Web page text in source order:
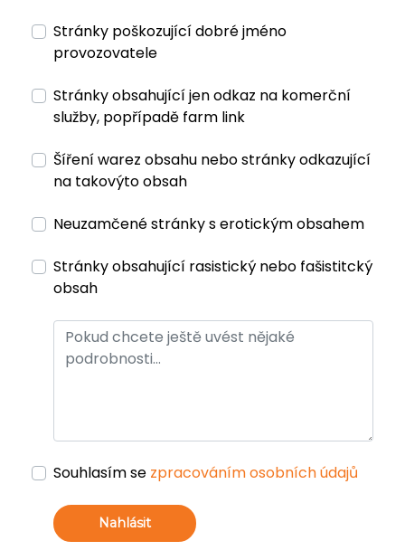
Stránky poškozující dobré jméno
provozovatele
Stránky obsahující jen odkaz na komerční
služby, popřípadě farm link
Šíření warez obsahu nebo stránky odkazující
na takovýto obsah
Neuzamčené stránky s erotickým obsahem
Stránky obsahující rasistický nebo fašistitcký
obsah
Souhlasím se zpracováním osobních údajů
Nahlásit